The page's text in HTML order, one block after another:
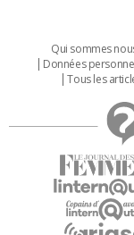
Qui sommes
Données
Tous les